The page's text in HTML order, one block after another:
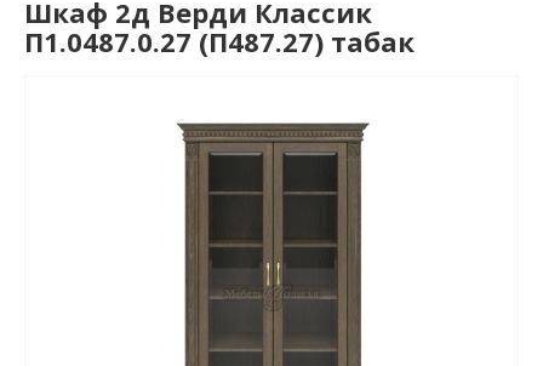
Шкаф 2д Верди Классик
П1.0487.0.27 (П487.27) табак